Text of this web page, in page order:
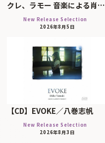
クレ、ラモー 音楽による肖…
New Release Selection
2026年8月5日
【CD】EVOKE／八巻志帆
New Release Selection
2026年8月3日